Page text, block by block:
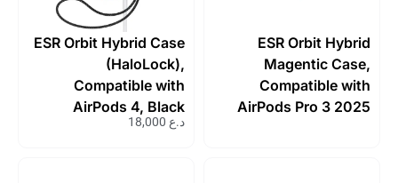
ESR Orbit
Magentic
Compatible
AirPods Pro 3
ESR Orbit Hybrid Case
(HaloLock),
Compatible with
AirPods 4, Black